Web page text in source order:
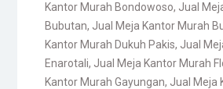
Kantor Murah Bondowoso, Jual
Bubutan, Jual Meja Kantor Murah
Kantor Murah Dukuh Pakis, Jual
Enarotali, Jual Meja Kantor Murah
Kantor Murah Gayungan, Jual Meja